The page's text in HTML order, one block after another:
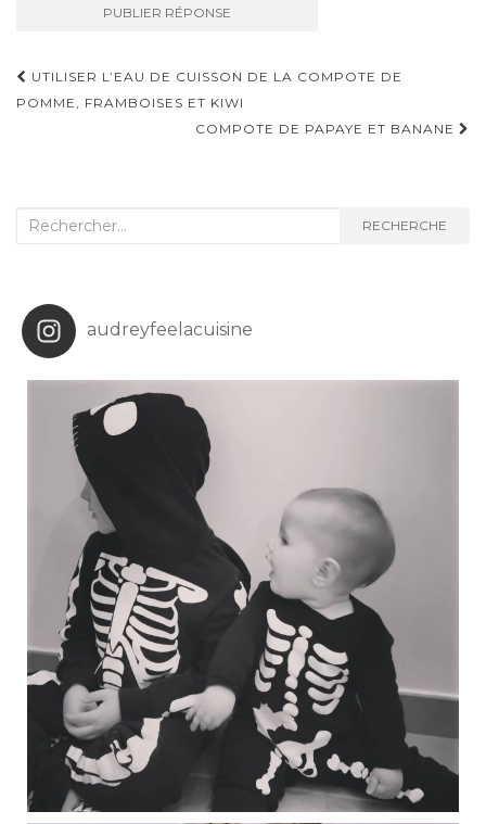
Navigation
d'article
UTILISER L’EAU DE CUISSON DE LA COMPOTE DE
POMME, FRAMBOISES ET KIWI
COMPOTE DE PAPAYE ET BANANE
Recherche
RECHERCHE
audreyfeelacuisine